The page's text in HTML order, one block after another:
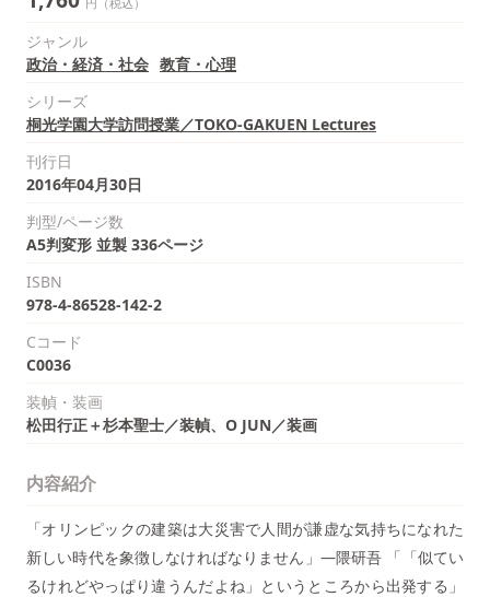
ジャンル
政治・経済・社会 教育・心理
シリーズ
桐光学園大学訪問授業／TOKO-GAKUEN Lectures
刊行日
2016年04月30日
判型/ページ数
A5判変形 並製 336ページ
ISBN
978-4-86528-142-2
Cコード
C0036
装幀・装画
松田行正＋杉本聖士／装幀、O JUN／装画
内容紹介
「オリンピックの建築は大災害で人間が謙虚な気持ちになれた
新しい時代を象徴しなければなりません」―隈研吾 「「似てい
るけれどやっぱり違うんだよね」というところから出発する」